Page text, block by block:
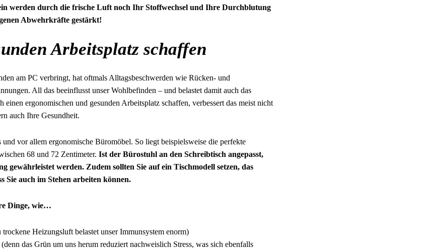
werden durch die frische Luft noch Ihr Stoffwechsel und Ihre Durchblutung
Abwehrkräfte gestärkt!
Arbeitsplatz schaffen
am PC verbringt, hat oftmals Alltagsbeschwerden wie Rücken- und
All das beeinflusst unser Wohlbefinden – und belastet damit auch das
einen ergonomischen und gesunden Arbeitsplatz schaffen, verbessert das meist nicht
auch Ihre Gesundheit.
und vor allem ergonomische Büromöbel. So liegt beispielsweise die perfekte
68 und 72 Zentimeter. Ist der Bürostuhl an den Schreibtisch angepasst,
gewährleistet werden. Zudem sollten Sie auf ein Tischmodell setzen, das
Sie auch im Stehen arbeiten können.
Dinge, wie…
Heizungsluft belastet unser Immunsystem enorm)
das Grün um uns herum reduziert nachweislich Stress, was sich ebenfalls